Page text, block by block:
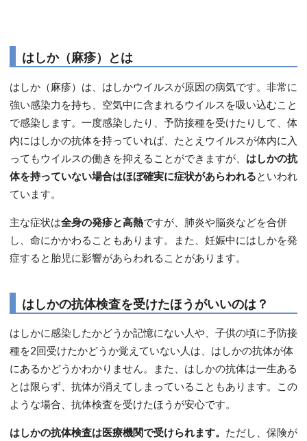
はしか（麻疹）とは
はしか（麻疹）は、はしかウイルスが原因の病気です。非常に
強い感染力を持ち、空気中に含まれるウイルスを吸い込むこと
で感染します。一度感染したり、予防接種を受けたりして、体
内にはしかの抗体を持っていれば、たとえウイルスが体内に入
ってもウイルスの働きを抑えることができますが、 はしかの抗
体を持っていない場合はほぼ確実に症状があらわれる といわれ
ています。
主な症状は全身の発疹と高熱ですが、肺炎や脳炎などを合併
し、命にかかわることもあります。また、妊娠中にはしかを発
症すると胎児に影響があらわれることがあります。
はしかの抗体検査を受けたほうがいいのは？
はしかに感染したかどうか記憶にない人や、子供の頃に予防接
種を2回受けたかどうか覚えていない人は、はしかの抗体が体
にあるかどうかわかりません。また、はしかの抗体は一生ある
とは限らず、抗体が消えてしまっていることもあります。この
ような場合、抗体検査を受けたほうが安心です。
はしかの抗体検査は医療機関で受けられます。 ただし、保険が